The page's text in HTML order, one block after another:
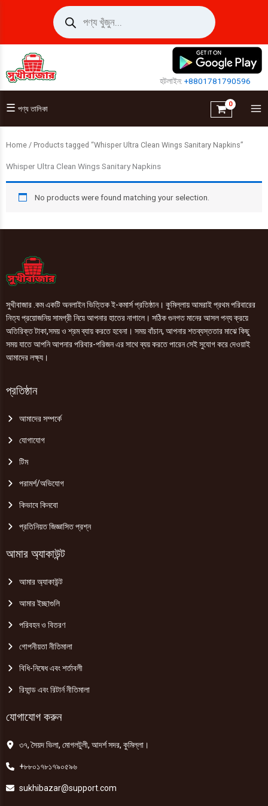
Products
search
হটলাইন:+8801781790596
☰ পণ্য তালিকা
Home / Products tagged “Whisper Ultra Clean Wings Sanitary Napkins”
Whisper Ultra Clean Wings Sanitary Napkins
No products were found matching your selection.
সুখীবাজার .কম একটি অনলাইন ভিত্তিক ই-কমার্স প্রতিষ্ঠান। কুমিল্লায় আমরাই প্রথম পরিবারের
নিত্য প্রয়োজনিয় সামগ্রী নিয়ে আপনার হাতের নাগালে। সঠিক গুনগত মানের আসল পন্য ক্রয়ে
অতিরিক্ত টাকা,সময় ও শ্রম ব্যায় করতে হবেনা। সময় বাঁচান, আপনার শতব্যস্ততার মাঝে কিছু
সময় যাতে আপনি আপনার পরিবার-পরিজন এর সাথে ব্যয় করতে পারেন সেই সুযোগ করে দেওয়াই
আমাদের লক্ষ্য।
প্রতিষ্ঠান
আমাদের সম্পর্কে
যোগাযোগ
টিম
পরামর্শ/অভিযোগ
কিভাবে কিনবো
প্রতিনিয়ত জিজ্ঞাসিত প্রশ্ন
আমার অ্যাকাউন্ট
আমার অ্যাকাউন্ট
আমার ইচ্ছাগুলি
পরিবহন ও বিতরণ
গোপনীয়তা নীতিমালা
বিধি-নিষেধ এবং শর্তাবলী
রিফান্ড এবং রিটার্ন নীতিমালা
যোগাযোগ করুন
৩৭, সৈয়দ ভিলা, মোগলটুলী, আদর্শ সদর, কুমিল্লা।
+৮৮০১৭৮১৭৯০৫৯৬
sukhibazar@support.com